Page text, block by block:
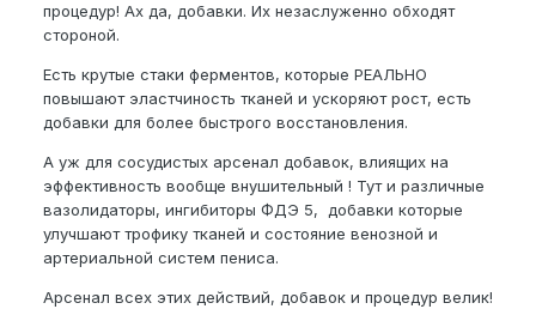
процедур! Ах да, добавки. Их незаслуженно обходят
стороной.
Есть крутые стаки ферментов, которые РЕАЛЬНО
повышают эластчиность тканей и ускоряют рост, есть
добавки для более быстрого восстановления.
А уж для сосудистых арсенал добавок, влиящих на
эффективность вообще внушительный ! Тут и различные
вазолидаторы, ингибиторы ФДЭ 5, добавки которые
улучшают трофику тканей и состояние венозной и
артериальной систем пениса.
Арсенал всех этих действий, добавок и процедур велик!